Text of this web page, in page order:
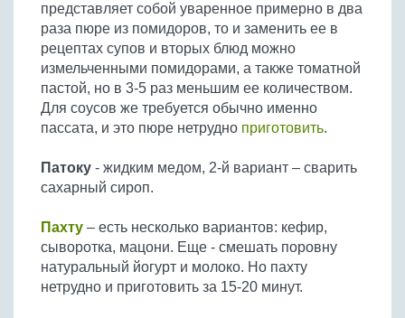
представляет собой уваренное примерно в два
раза пюре из помидоров, то и заменить ее в
рецептах супов и вторых блюд можно
измельченными помидорами, а также томатной
пастой, но в 3-5 раз меньшим ее количеством.
Для соусов же требуется обычно именно
пассата, и это пюре нетрудно приготовить.
Патоку - жидким медом, 2-й вариант – сварить
сахарный сироп.
Пахту – есть несколько вариантов: кефир,
сыворотка, мацони. Еще - смешать поровну
натуральный йогурт и молоко. Но пахту
нетрудно и приготовить за 15-20 минут.